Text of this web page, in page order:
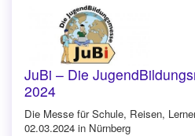
JuBi – Die
2024
Die Messe für Schule, Reisen,
02.03.2024 in Nürnberg